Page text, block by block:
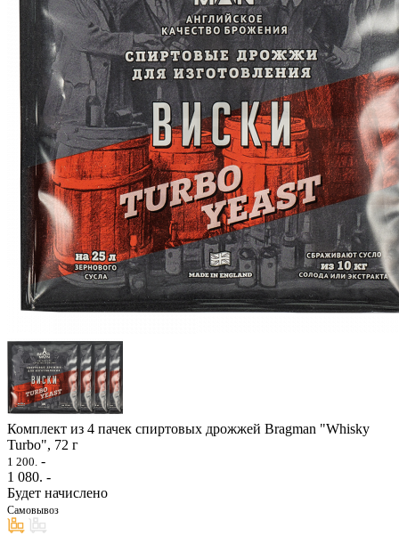
Комплект из 4 пачек спиртовых дрожжей Bragman "Whisky
Turbo", 72 г
1 200. -
1 080. -
Будет начислено
Самовывоз